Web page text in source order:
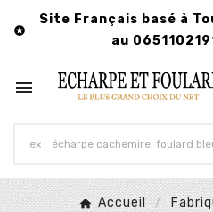

Site Français basé à
au

Accueil